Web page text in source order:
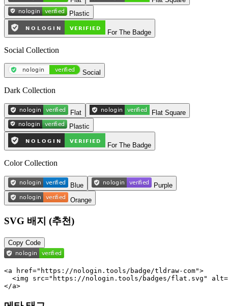
Plastic
For The Badge
Social Collection
Social
Dark Collection
Flat
Flat Square
Plastic
For The Badge
Color Collection
Blue
Purple
Orange
SVG 배지 (추천)
Copy Code
<a href="https://nologin.tools/badge/tldraw-com">
<img src="https://nologin.tools/badges/flat.svg"
</a>